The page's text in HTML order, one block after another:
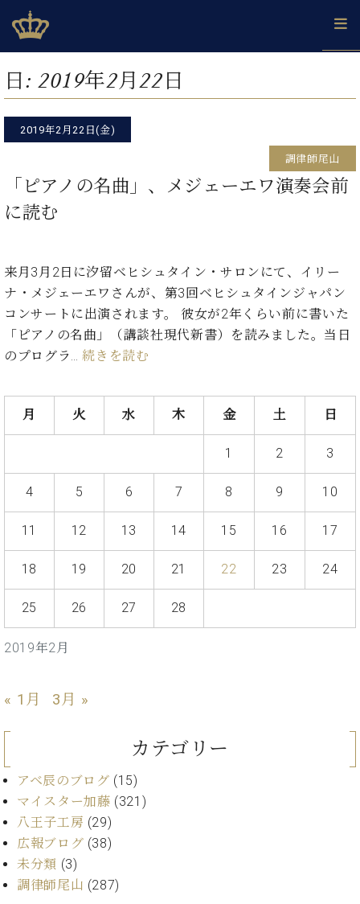
to
content
ベヒシュタインジャパン公式サイト
BECHSTEIN JAPAN Official Site
タ
ロ
グ
ベ
ヒ
ュ
ン
ト /
C.
ベ
ュ
デ
ン
ス
ベ
ヒ
タ
ン
ー
ト
/
C.
ベ
ノ
技
ベ
ヒ
シ
イ
ン
の
ン
ド
ピ
ア
を
る
こ
と
音
と
タ
チ
ベ
ヒ
シ
イ
ン
の
取
り
組
み
ベ
密
ド
イ
ツ
器
ベ
ヒ
タ
イ
ン
ブ
ヒ
リ
楽
達
の
声
シ
ン
音
色
ベ
ヒ
ニ
ー
ベ
メ
ル
マ
員
登
録
内
各
店
舗
お
せ
(入
荷
情
等)
プ
レ
ス
ー
せ・
メ
デ
ィ
ア
情
報)
デ
ラ
ー・
取
扱
シ
で、
し
た
い！
び
た
録
は、
近
く
の
直
舗
オンライン試弾
メルマガ登録
趣
味
か
ら
企
業
情
採
用
ベ
ュ
タ
ン・
ベ
イ
ン・
ジ
ン
日: 2019年2月22日
2019年2月22日(金)
調律師尾山
「ピアノの名曲」、メジェーエワ演奏会前
に読む
来月3月2日に汐留ベヒシュタイン・サロンにて、イリー
ナ・メジェーエワさんが、第3回ベヒシュタインジャパン
コンサートに出演されます。 彼女が2年くらい前に書いた
「ピアノの名曲」（講談社現代新書）を読みました。当日
のプログラ…続きを読む
2019年2月
月 火 水 木 金 土 日
1 2 3
4 5 6 7 8 9 10
11 12 13 14 15 16 17
18 19 20 21 22 23 24
25 26 27 28
« 1月 3月 »
カテゴリー
アベ辰のブログ (15)
マイスター加藤 (321)
八王子工房 (29)
広報ブログ (38)
未分類 (3)
調律師尾山 (287)